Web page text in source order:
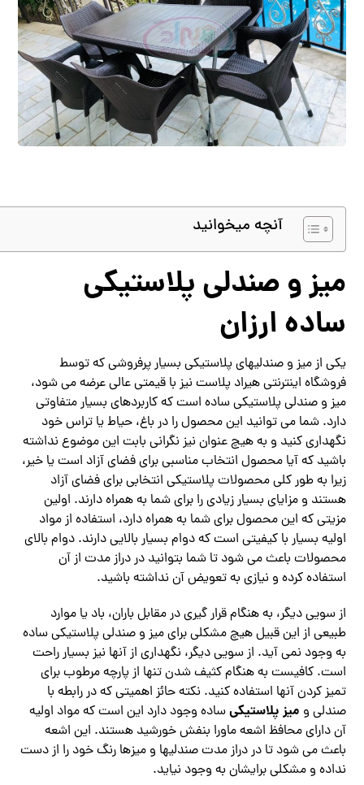
آنچه میخوانید
میز و صندلی پلاستیکی
ساده ارزان
یکی از میز و صندلیهای پلاستیکی بسیار پرفروشی که توسط
فروشگاه اینترنتی هیراد پلاست نیز با قیمتی عالی عرضه می شود،
میز و صندلی پلاستیکی ساده است که کاربردهای بسیار متفاوتی
دارد. شما می توانید این محصول را در باغ، حیاط یا تراس خود
نگهداری کنید و به هیچ عنوان نیز نگرانی بابت این موضوع نداشته
باشید که آیا محصول انتخاب مناسبی برای فضای آزاد است یا خیر،
زیرا به طور کلی محصولات پلاستیکی انتخابی برای فضای آزاد
هستند و مزایای بسیار زیادی را برای شما به همراه دارند. اولین
مزیتی که این محصول برای شما به همراه دارد، استفاده از مواد
اولیه بسیار با کیفیتی است که دوام بسیار بالایی دارند. دوام بالای
محصولات باعث می شود تا شما بتوانید در دراز مدت از آن
استفاده کرده و نیازی به تعویض آن نداشته باشید.
از سویی دیگر، به هنگام قرار گیری در مقابل باران، باد یا موارد
طبیعی از این قبیل هیچ مشکلی برای میز و صندلی پلاستیکی ساده
به وجود نمی آید. از سویی دیگر، نگهداری از آنها نیز بسیار راحت
است. کافیست به هنگام کثیف شدن تنها از پارچه مرطوب برای
تمیز کردن آنها استفاده کنید. نکته حائز اهمیتی که در رابطه با
صندلی و میز پلاستیکیساده وجود دارد این است که مواد اولیه
آن دارای محافظ اشعه ماورا بنفش خورشید هستند. این اشعه
باعث می شود تا در دراز مدت صندلیها و میزها رنگ خود را از دست
نداده و مشکلی برایشان به وجود نیاید.